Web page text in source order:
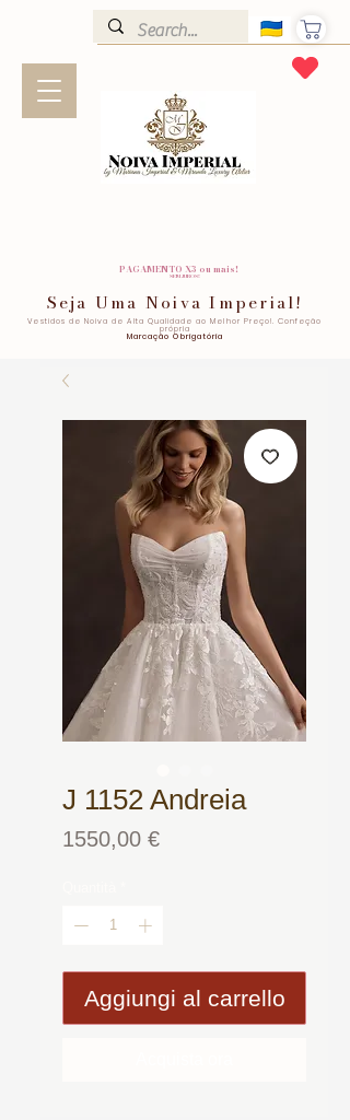
PAGAMENTO X3 ou mais!
SEM JUROS!
Seja Uma Noiva Imperial!
Vestidos de Noiva de Alta Qualidade ao Melhor Preço!. Confeção
própria
Marcação Obrigatória
J 1152 Andreia
1550,00 €Prezzo
Aggiungi al carrello